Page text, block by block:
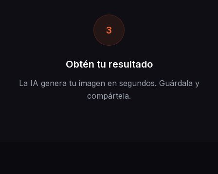
3
Obtén tu resultado
La IA genera tu imagen en segundos. Guárdala y
compártela.